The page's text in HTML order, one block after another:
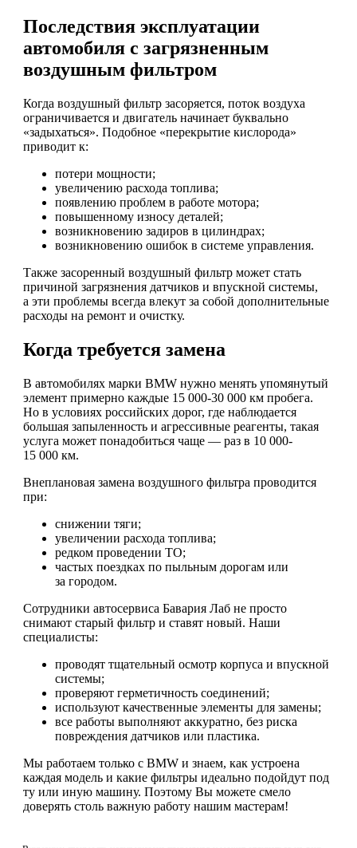
Последствия эксплуатации
автомобиля с загрязненным
воздушным фильтром
Когда воздушный фильтр засоряется, поток воздуха
ограничивается и двигатель начинает буквально
«задыхаться». Подобное «перекрытие кислорода»
приводит к:
потери мощности;
увеличению расхода топлива;
появлению проблем в работе мотора;
повышенному износу деталей;
возникновению задиров в цилиндрах;
возникновению ошибок в системе управления.
Также засоренный воздушный фильтр может стать
причиной загрязнения датчиков и впускной системы,
а эти проблемы всегда влекут за собой дополнительные
расходы на ремонт и очистку.
Когда требуется замена
В автомобилях марки BMW нужно менять упомянутый
элемент примерно каждые 15 000-30 000 км пробега.
Но в условиях российских дорог, где наблюдается
большая запыленность и агрессивные реагенты, такая
услуга может понадобиться чаще — раз в 10 000-
15 000 км.
Внеплановая замена воздушного фильтра проводится
при:
снижении тяги;
увеличении расхода топлива;
редком проведении ТО;
частых поездках по пыльным дорогам или
за городом.
Сотрудники автосервиса Бавария Лаб не просто
снимают старый фильтр и ставят новый. Наши
специалисты:
проводят тщательный осмотр корпуса и впускной
системы;
проверяют герметичность соединений;
используют качественные элементы для замены;
все работы выполняют аккуратно, без риска
повреждения датчиков или пластика.
Мы работаем только с BMW и знаем, как устроена
каждая модель и какие фильтры идеально подойдут под
ту или иную машину. Поэтому Вы можете смело
доверять столь важную работу нашим мастерам!